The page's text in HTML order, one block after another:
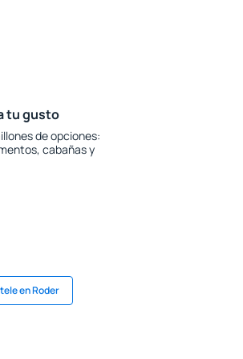
tu gusto
de opciones:
cabañas y
en Roder